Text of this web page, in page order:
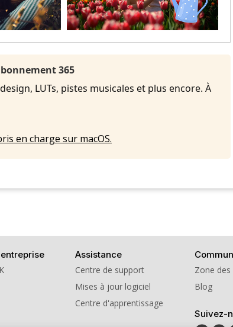
365
LUTs, pistes musicales et plus encore. À
en charge sur macOS.
Assistance
Centre de support
Mises à jour logiciel
Centre d'apprentissage
Zone
Blog
Suivez-